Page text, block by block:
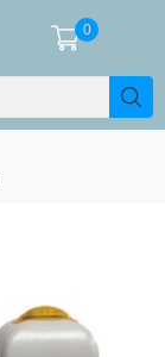
0